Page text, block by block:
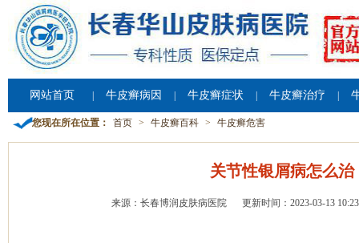
网站首页 牛皮癣病因 牛皮癣症状 牛皮癣治疗
您现在所在位置： 首页 > 牛皮癣百科 > 牛皮癣危害
关节性银屑病怎么治
来源：长春博润皮肤病医院 更新时间：2023-03-13